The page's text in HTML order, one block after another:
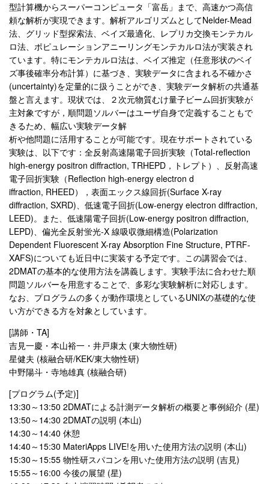
型計算機からスーパーコンピュータ「富岳」まで、高速かつ高信
頼な解析が実現できます。解析アルゴリズムとしてNelder-Mead
法、グリッド型探索法、ベイズ最適化、レプリカ交換モンテカル
ロ法、ポピュレーションアニーリングモンテカルロ法が実装され
ています。特にモンテカルロ法は、ベイズ推定（任意形状のベイ
ズ事後確率分布計算）に基づき、実験データに含まれる不確かさ
(uncertainty)を定量的に扱うことができ、実験データ解析の共通基
盤と言えます。現状では、２次元物質むけ量子ビーム回折実験が
主対象ですが，順問題ソルバーはユーザ自身で定義することもで
きるため、幅広い実験データ解
析や他問題に活用することが可能です。現在サポートされている
実験は、以下です：全反射高速陽電子回折実験（Total-reflection
high-energy positron diffraction, TRHEPD，トレプト）、反射高速
電子回折実験（Reflection high-energy electron d
iffraction, RHEED），表面エックス線回折(Surface X-ray
diffraction, SXRD)、低速電子回折(Low-energy electron diffraction,
LEED)。また、低速陽電子回折(Low-energy positron diffraction,
LEPD)、偏光全反射蛍光-X 線吸収微細構造(Polarization
Dependent Fluorescent X-ray Absorption Fine Structure, PTRF-
XAFS)についても近日中に実装する予定です。この講習会では、
2DMATの基本的な使用方法を講義します。実験手法に合わせた順
問題ソルバーを用意することで、多彩な実験解析に対応します。
なお、プログラムの多くが動作環境としているUNIXの基礎的な使
い方ができる方を対象としています。
[講師・TA]
吉見一慶・本山裕一・井戸康太 (東大物性研)
星健夫 (核融合研/KEK/東大物性研)
中野陽斗・寺地雄真 (核融合研)
[プログラム(予定)]
13:30～13:50 2DMATによる計測データ解析の概要と事例紹介 (星)
13:50～14:30 2DMATの説明 (本山)
14:30～14:40 休憩
14:40～15:30 MateriApps LIVE!を用いた使用方法の説明 (本山)
15:30～15:55 物性研スパコンを用いた使用方法の説明 (吉見)
15:55～16:00 今後の展望 (星)